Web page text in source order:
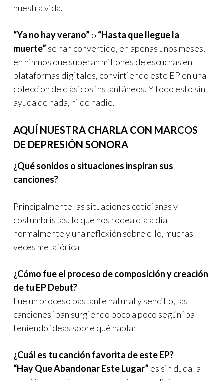
nuestra vida.
“Ya no hay verano” o “Hasta que llegue la
muerte” se han convertido, en apenas unos meses,
en himnos que superan millones de escuchas en
plataformas digitales, convirtiendo este EP en una
colección de clásicos instantáneos. Y todo esto sin
ayuda de nada, ni de nadie.
AQUÍ NUESTRA CHARLA CON MARCOS
DE DEPRESIÓN SONORA
¿Qué sonidos o situaciones inspiran sus
canciones?
Principalmente las situaciones cotidianas y
costumbristas, lo que nos rodea día a día
normalmente y una reflexión sobre ello, muchas
veces metafórica
¿Cómo fue el proceso de composición y creación
de tu EP Debut?
Fue un proceso bastante natural y sencillo, las
canciones iban surgiendo poco a poco según iba
teniendo ideas sobre qué hablar
¿Cuál es tu canción favorita de este EP?
“Hay Que Abandonar Este Lugar” es sin duda la